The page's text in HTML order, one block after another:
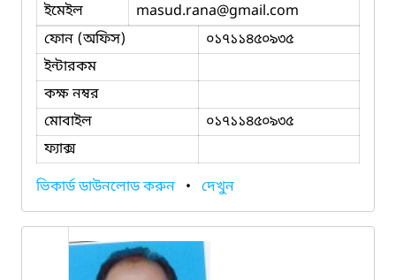
ইমেইল
masud.rana@gmail.com
ফোন (অফিস)
০১৭১১৪৫০৯৩৫
ইন্টারকম
কক্ষ নম্বর
মোবাইল
০১৭১১৪৫০৯৩৫
ফ্যাক্স
ভিকার্ড ডাউনলোড করুন • দেখুন